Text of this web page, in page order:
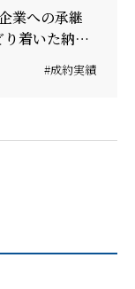
業への承継
着いた納得
#成約実績